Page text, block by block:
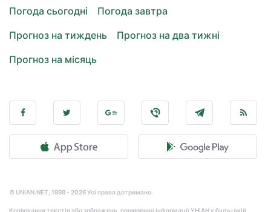
Погода сьогодні
Погода завтра
Прогноз на тиждень
Прогноз на два тижні
Прогноз на місяць
© UNIAN.NET, 1998 - 2026 Усі права дотримано.
Копіювання текстів або зображень, поширення інформації УНІАН у будь-якій